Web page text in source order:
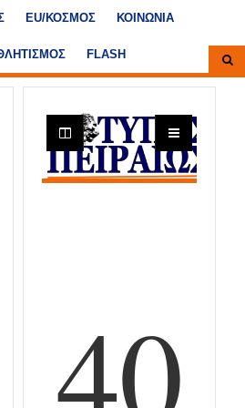
ΕU/ΚΟΣΜΟΣ ΚΟΙΝΩΝΙΑ
FLASH